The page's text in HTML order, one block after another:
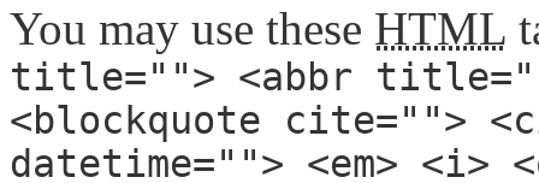
You may use these HTML
title=""> <abbr
<blockquote cite="">
datetime=""> <em>